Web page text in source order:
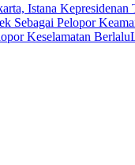
Istana Kepresidenan
Sebagai Pelopor
Keselamatan